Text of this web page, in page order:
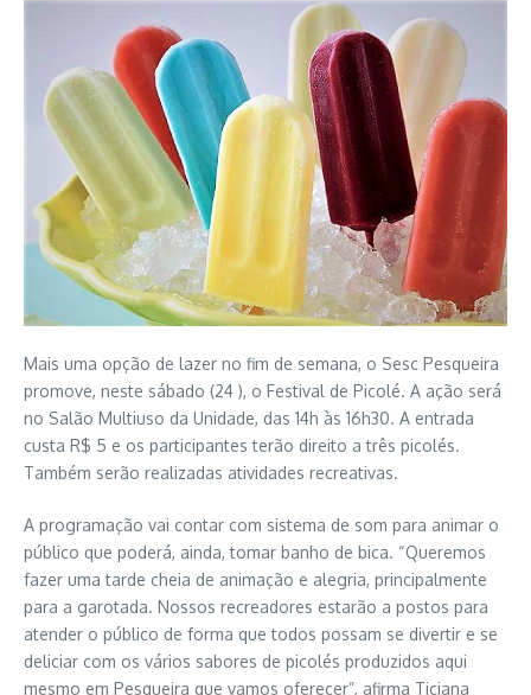
Mais uma opção de lazer no fim de semana, o Sesc Pesqueira
promove, neste sábado (24 ), o Festival de Picolé. A ação será
no Salão Multiuso da Unidade, das 14h às 16h30. A entrada
custa R$ 5 e os participantes terão direito a três picolés.
Também serão realizadas atividades recreativas.
A programação vai contar com sistema de som para animar o
público que poderá, ainda, tomar banho de bica. “Queremos
fazer uma tarde cheia de animação e alegria, principalmente
para a garotada. Nossos recreadores estarão a postos para
atender o público de forma que todos possam se divertir e se
deliciar com os vários sabores de picolés produzidos aqui
mesmo em Pesqueira que vamos oferecer”, afirma Ticiana